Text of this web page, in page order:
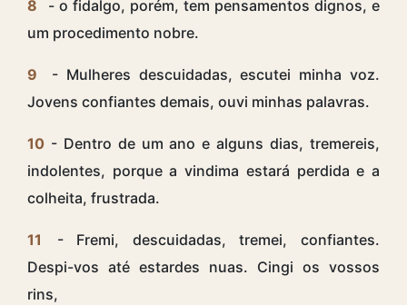
8
- o fidalgo, porém, tem pensamentos dignos, e
um procedimento nobre.
9
- Mulheres descuidadas, escutei minha voz.
Jovens confiantes demais, ouvi minhas palavras.
10 - Dentro de um ano e alguns dias, tremereis,
indolentes, porque a vindima estará perdida e a
colheita, frustrada.
11
- Fremi, descuidadas, tremei, confiantes.
Despi-vos até estardes nuas. Cingi os vossos
rins,